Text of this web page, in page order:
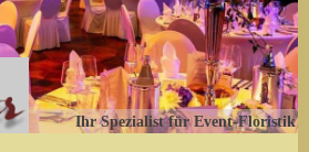
Ihr Spezialist für Event-Floristik